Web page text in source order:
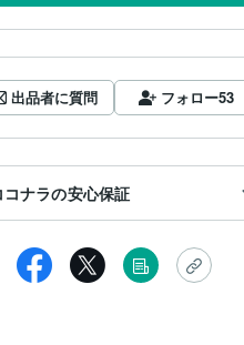
出品者に質問 フォロー53
コナラの安心保証